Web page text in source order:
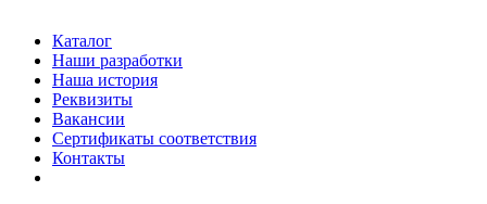
Каталог
Наши разработки
Наша история
Реквизиты
Вакансии
Сертификаты соответствия
Контакты